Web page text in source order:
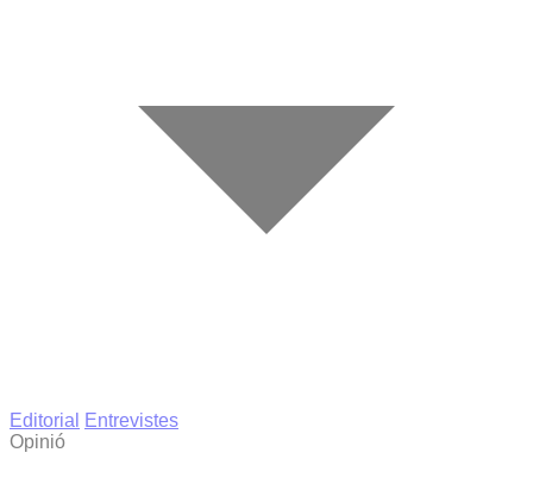
Editorial
Entrevistes
Opinió